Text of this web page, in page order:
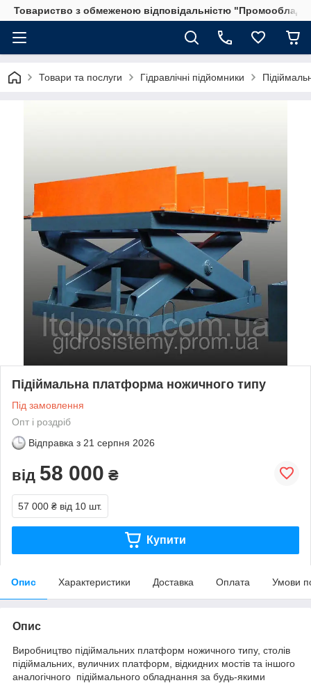
Товариство з обмеженою відповідальністю
Товари та послуги Гідравлічні підйомники
Підіймальна платформа ножичного типу
Під замовлення
Опт і роздріб
Відправка з 21 серпня 2026
від 58 000 ₴
57 000 ₴ від 10 шт.
Купити
Опис Характеристики Доставка Оплата Умови
Опис
Виробництво підіймальних платформ ножичного типу, столів
підіймальних, вуличних платформ, відкидних мостів та іншого
аналогічного підіймального обладнання за будь-якими